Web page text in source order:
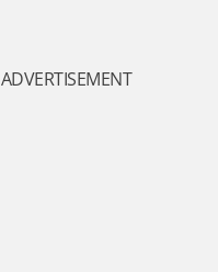
ADVERTISEMENT